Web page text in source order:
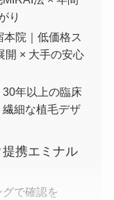
り
院｜低価格ス
開 × 大手の安心
年以上の臨床
細な植毛デザ
携エミナル
で確認を